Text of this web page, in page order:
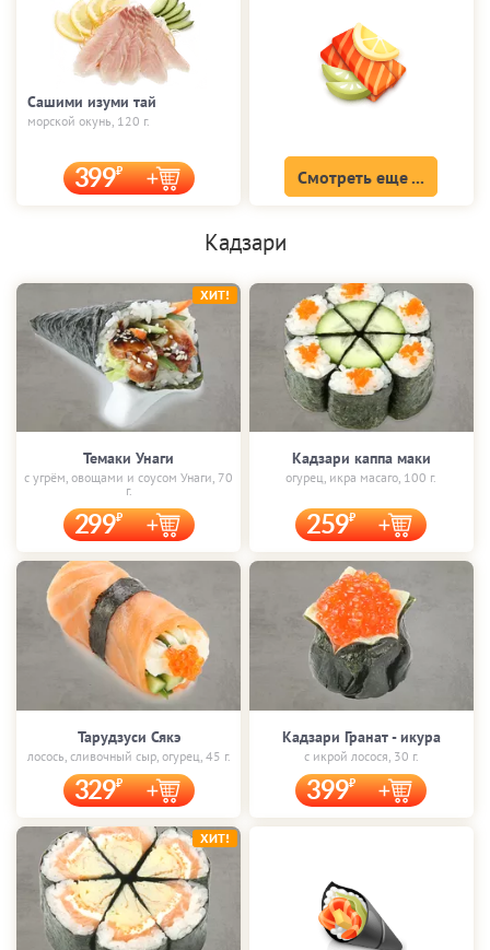
Сашими изуми тай
морской окунь, 120 г.
399 Смотреть еще ...
Кадзари
Темаки Унаги
с угрём, овощами и соусом Унаги, 70
г.
299
ХИТ!
Кадзари каппа маки
огурец, икра масаго, 100 г.
259
Тарудзуси Сякэ
лосось, сливочный сыр, огурец, 45 г.
329
Кадзари Гранат - икура
с икрой лосося, 30 г.
399
ХИТ!